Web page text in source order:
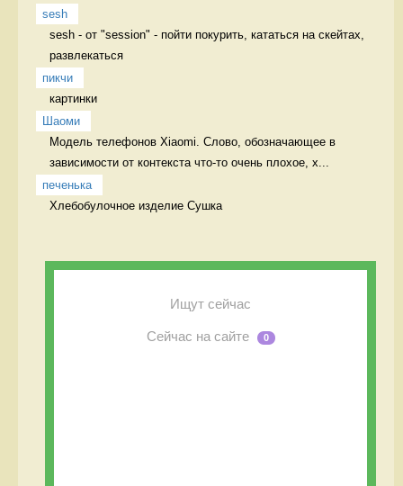
sesh
sesh - от "session" - пойти покурить, кататься на скейтах,
развлекаться
пикчи
картинки
Шаоми
Модель телефонов Xiaomi. Слово, обозначающее в
зависимости от контекста что-то очень плохое, х...
печенька
Хлебобулочное изделие Сушка
Ищут сейчас
Сейчас на сайте 0